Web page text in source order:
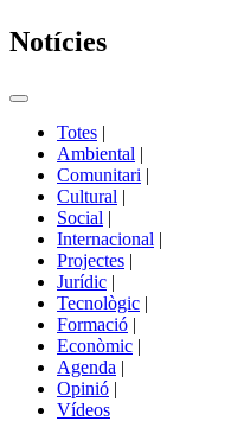
Notícies
Commutador
portals
Totes |
Ambiental |
Comunitari |
Cultural |
Social |
Internacional |
Projectes |
Jurídic |
Tecnològic |
Formació |
Econòmic |
Agenda |
Opinió |
Vídeos